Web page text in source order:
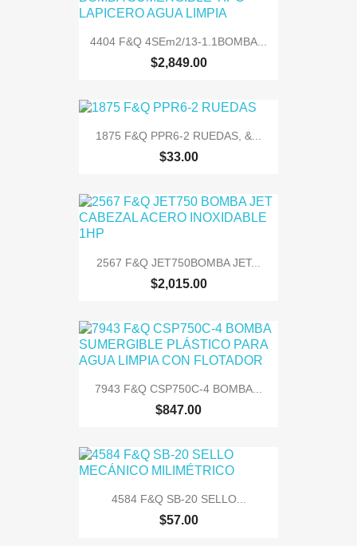
4404 F&Q 4SEm2/13-1.1BOMBA...
$2,849.00
1875 F&Q PPR6-2 RUEDAS, &...
$33.00
2567 F&Q JET750BOMBA JET...
$2,015.00
7943 F&Q CSP750C-4 BOMBA...
$847.00
4584 F&Q SB-20 SELLO...
$57.00